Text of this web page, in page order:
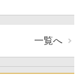
一覧へ